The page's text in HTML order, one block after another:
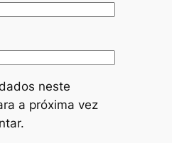
neste
a próxima vez